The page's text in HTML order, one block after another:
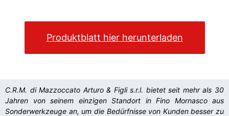
Produktblatt hier herunterladen
C.R.M. di Mazzoccato Arturo & Figli s.r.l. bietet seit mehr als 30
Jahren von seinem einzigen Standort in Fino Mornasco aus
Sonderwerkzeuge an, um die Bedürfnisse von Kunden besser zu